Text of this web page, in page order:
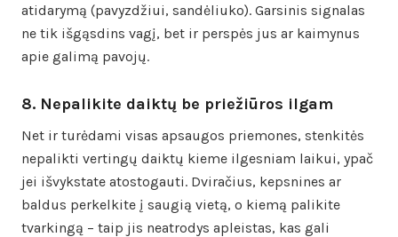
atidarymą (pavyzdžiui, sandėliuko). Garsinis signalas
ne tik išgąsdins vagį, bet ir perspės jus ar kaimynus
apie galimą pavojų.
8. Nepalikite daiktų be priežiūros ilgam
Net ir turėdami visas apsaugos priemones, stenkitės
nepalikti vertingų daiktų kieme ilgesniam laikui, ypač
jei išvykstate atostogauti. Dviračius, kepsnines ar
baldus perkelkite į saugią vietą, o kiemą palikite
tvarkingą – taip jis neatrodys apleistas, kas gali